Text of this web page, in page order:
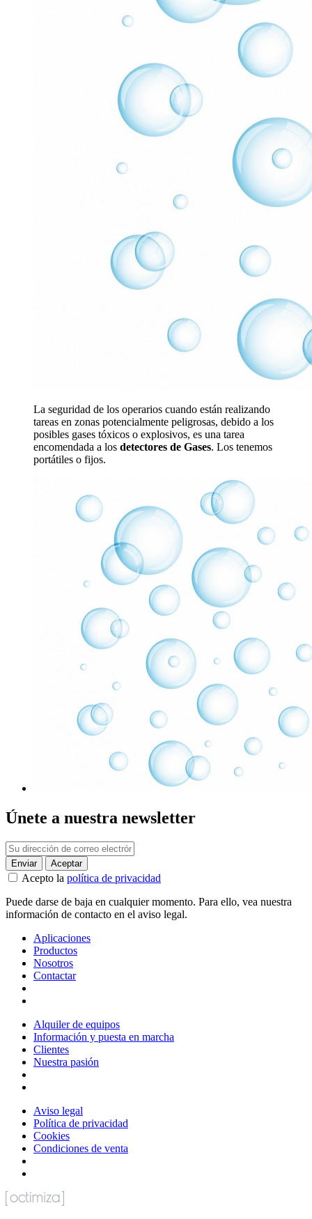
La seguridad de los operarios cuando están realizando
tareas en zonas potencialmente peligrosas, debido a los
posibles gases tóxicos o explosivos, es una tarea
encomendada a los detectores de Gases. Los tenemos
portátiles o fijos.
Únete a nuestra newsletter
Acepto la política de privacidad
Puede darse de baja en cualquier momento. Para ello, vea nuestra
información de contacto en el aviso legal.
Aplicaciones
Productos
Nosotros
Contactar
Alquiler de equipos
Información y puesta en marcha
Clientes
Nuestra pasión
Aviso legal
Política de privacidad
Cookies
Condiciones de venta